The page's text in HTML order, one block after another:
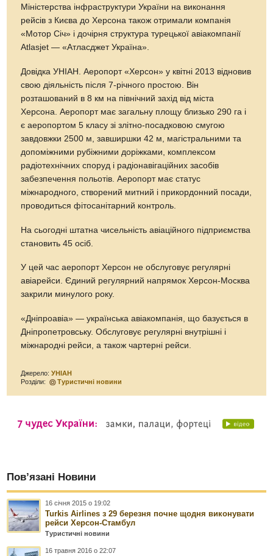
Міністерства інфраструктури України на виконання
рейсів з Києва до Херсона також отримали компанія
«Мотор Січ» і дочірня структура турецької авіакомпанії
Atlasjet — «Атласджет Україна».
Довідка УНІАН. Аеропорт «Херсон» у квітні 2013 відновив
свою діяльність після 7-річного простою. Він
розташований в 8 км на північний захід від міста
Херсона. Аеропорт має загальну площу близько 290 га і
є аеропортом 5 класу зі злітно-посадковою смугою
завдовжки 2500 м, завширшки 42 м, магістральними та
допоміжними рубіжними доріжками, комплексом
радіотехнічних споруд і радіонавігаційних засобів
забезпечення польотів. Аеропорт має статус
міжнародного, створений митний і прикордонний посади,
проводиться фітосанітарний контроль.
На сьогодні штатна чисельність авіаційного підприємства
становить 45 осіб.
У цей час аеропорт Херсон не обслуговує регулярні
авіарейси. Єдиний регулярний напрямок Херсон-Москва
закрили минулого року.
«Дніпроавіа» — українська авіакомпанія, що базується в
Дніпропетровську. Обслуговує регулярні внутрішні і
міжнародні рейси, а також чартерні рейси.
Джерело:УНІАН
Розділи:
Туристичні новини
Пов’язані Новини
16 січня 2015 о 19:02
Turkis Airlines з 29 березня почне щодня виконувати
рейси Херсон-Стамбул
Туристичні новини
16 травня 2016 о 22:07